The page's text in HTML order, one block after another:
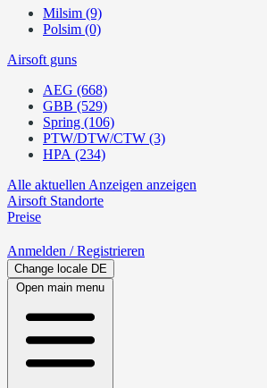
Milsim (9)
Polsim (0)
Airsoft guns
AEG (668)
GBB (529)
Spring (106)
PTW/DTW/CTW (3)
HPA (234)
Alle aktuellen Anzeigen anzeigen
Airsoft Standorte
Preise
Anmelden / Registrieren
Change locale DE
Open main menu